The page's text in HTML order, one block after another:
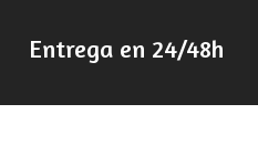
Entrega en 24/48h